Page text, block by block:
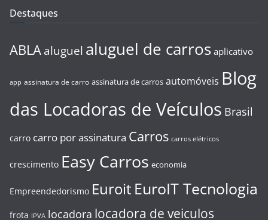
Destaques
ABLA aluguel aluguel de carros aplicativo
app assinatura de carro assinatura de carros automóveis Blog
das Locadoras de Veículos Brasil
carro carro por assinatura Carros carros elétricos
crescimento Easy Carros economia
Empreendedorismo Euroit EuroIT Tecnologia
frota IPVA locadora locadora de veiculos